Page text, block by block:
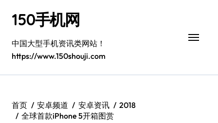
150手机网
中国大型手机资讯类网站！
https://www.150shouji.com
首页 安卓频道 安卓资讯
2018
全球首款iPhone 5开箱图赏